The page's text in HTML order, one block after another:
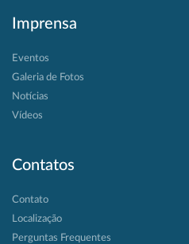
Imprensa
Eventos
Galeria de Fotos
Notícias
Vídeos
Contatos
Contato
Localização
Perguntas Frequentes